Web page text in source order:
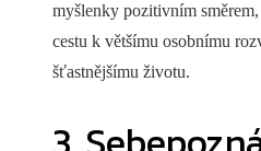
myšlenky pozitivním směrem,
cestu k většímu osobnímu
šťastnějšímu životu.